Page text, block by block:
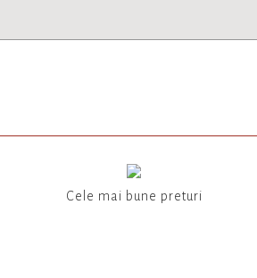
Cele mai bune preturi